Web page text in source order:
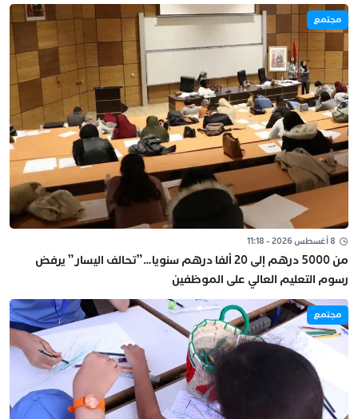
مجتمع
8 أغسطس 2026 - 11:18
من 5000 درهم إلى 20 ألفا درهم سنويا…”تحالف اليسار” يرفض
رسوم التعليم العالي على الموظفين
مجتمع